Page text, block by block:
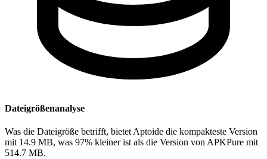
Dateigrößenanalyse
Was die Dateigröße betrifft, bietet Aptoide die kompakteste Version
mit 14.9 MB, was 97% kleiner ist als die Version von APKPure mit
514.7 MB.